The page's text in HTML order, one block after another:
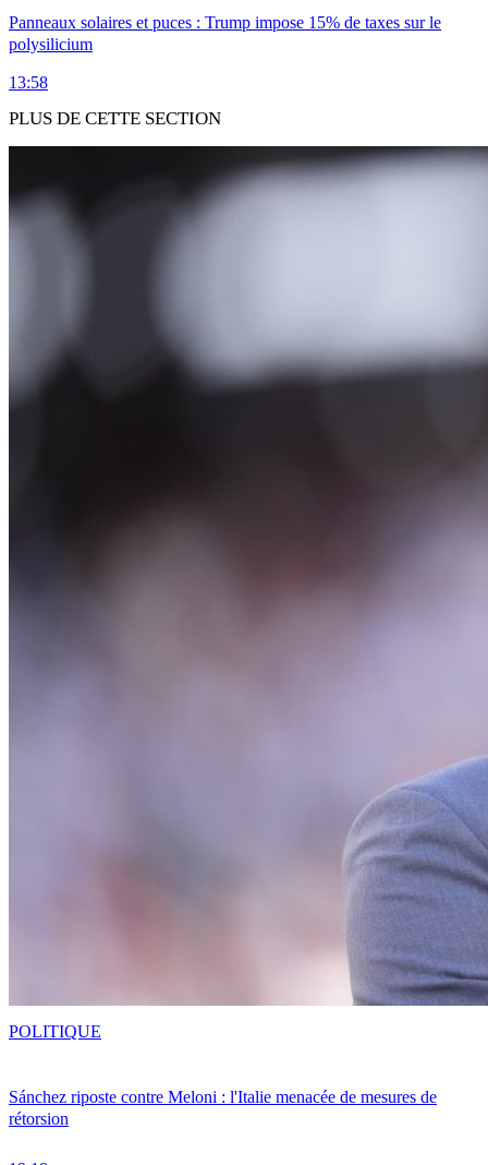
Panneaux solaires et puces : Trump impose 15% de taxes sur le
polysilicium
13:58
PLUS DE CETTE SECTION
Sánchez riposte contre Meloni : l'Italie menacée de mesures de
rétorsion
POLITIQUE